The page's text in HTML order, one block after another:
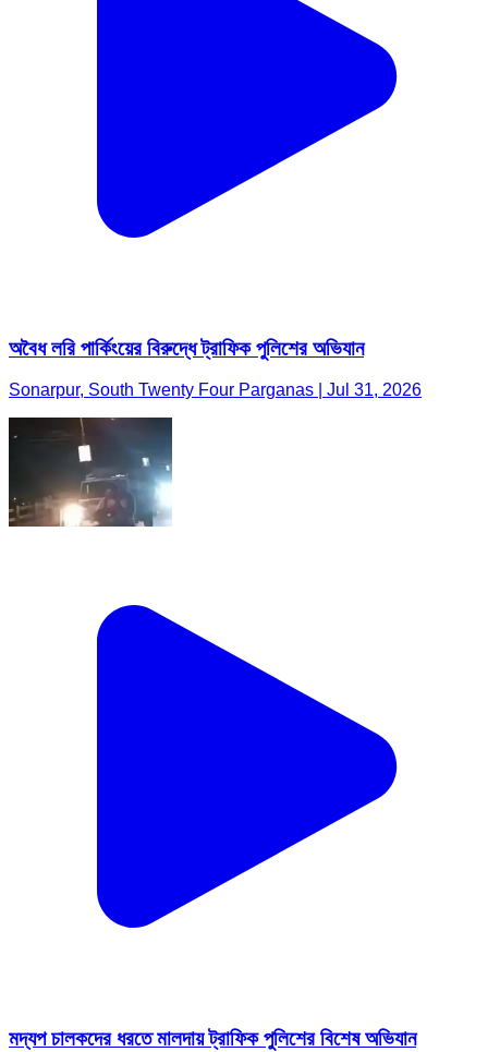
অবৈধ লরি পার্কিংয়ের বিরুদ্ধে ট্রাফিক পুলিশের অভিযান
Sonarpur, South Twenty Four Parganas | Jul 31, 2026
মদ্যপ চালকদের ধরতে মালদায় ট্রাফিক পুলিশের বিশেষ অভিযান